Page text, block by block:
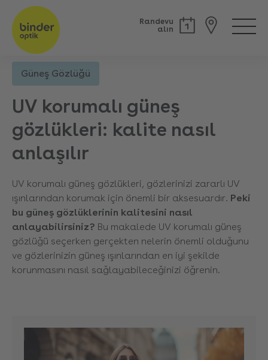
Randevu
alın
Geri
Güneş Gözlüğü
UV korumalı güneş
gözlükleri: kalite nasıl
anlaşılır
UV korumalı güneş gözlükleri, gözlerinizi zararlı UV
ışınlarından korumak için önemli bir aksesuardır. Peki
bu güneş gözlüklerinin kalitesini nasıl
anlayabilirsiniz? Bu makalede UV korumalı güneş
gözlüğü seçerken gerçekten nelerin önemli olduğunu
ve gözlerinizin güneş ışınlarından en iyi şekilde
korunmasını nasıl sağlayabileceğinizi öğrenin.